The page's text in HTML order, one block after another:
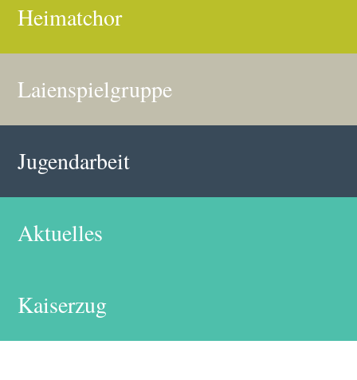
Heimatchor
Laienspielgruppe
Jugendarbeit
Aktuelles
Kaiserzug